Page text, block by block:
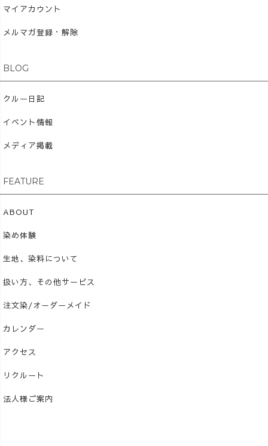
マイアカウント
メルマガ登録・解除
BLOG
クルー日記
イベント情報
メディア掲載
FEATURE
ABOUT
染め体験
生地、染料について
扱い方、その他サービス
注文染/オーダーメイド
カレンダー
アクセス
リクルート
法人様ご案内